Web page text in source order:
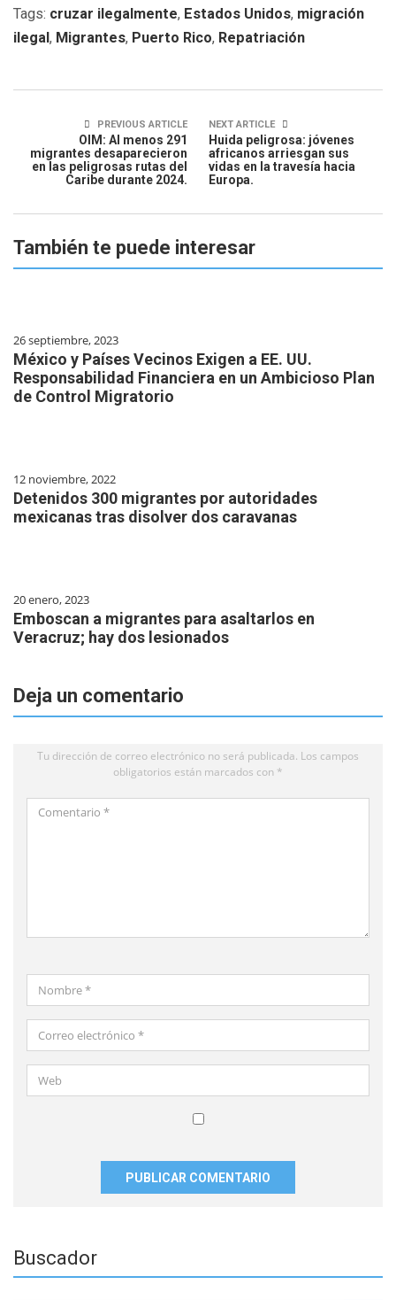
Tags: cruzar ilegalmente, Estados Unidos, migración
ilegal , Migrantes, Puerto Rico, Repatriación
PREVIOUS ARTICLE
OIM: Al menos 291
migrantes desaparecieron
en las peligrosas rutas del
Caribe durante 2024.
NEXT ARTICLE
Huida peligrosa: jóvenes
africanos arriesgan sus
vidas en la travesía hacia
Europa.
También te puede interesar
26 septiembre, 2023
México y Países Vecinos Exigen a EE. UU.
Responsabilidad Financiera en un Ambicioso Plan
de Control Migratorio
12 noviembre, 2022
Detenidos 300 migrantes por autoridades
mexicanas tras disolver dos caravanas
20 enero, 2023
Emboscan a migrantes para asaltarlos en
Veracruz; hay dos lesionados
Deja un comentario
Tu dirección de correo electrónico no será publicada. Los campos
obligatorios están marcados con *
Comentario
Nombre
*
Correo
electrónico
*Web
sitio
web
Buscador